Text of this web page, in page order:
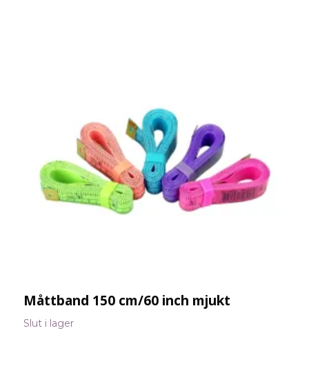
Måttband 150 cm/60 inch mjukt
Slut i lager